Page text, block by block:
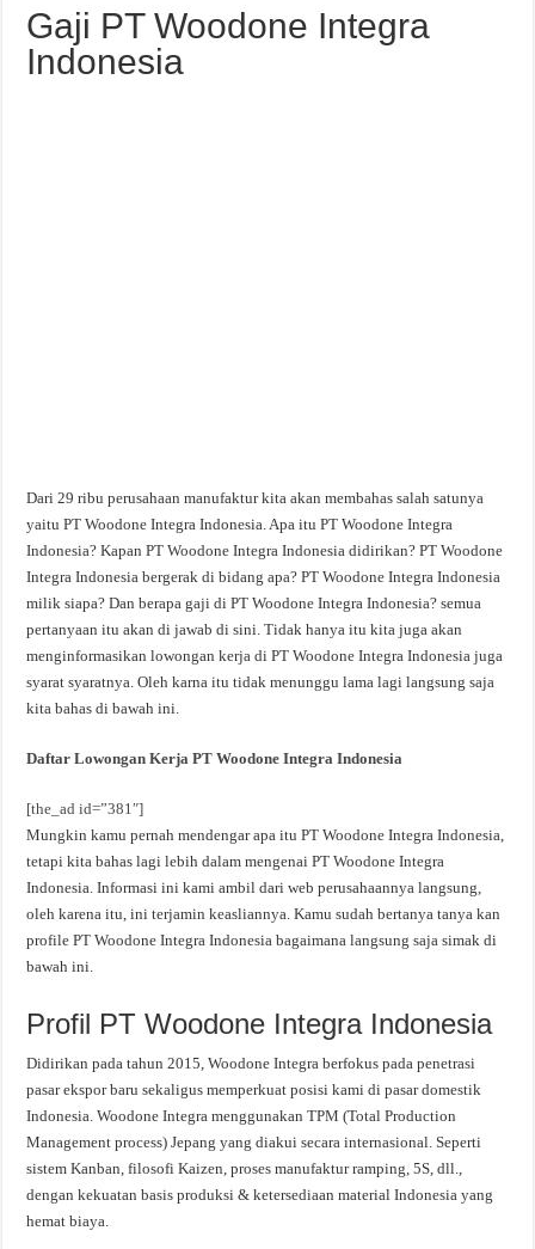
Gaji PT Woodone Integra
Indonesia
Dari 29 ribu perusahaan manufaktur kita akan membahas salah satunya
yaitu PT Woodone Integra Indonesia. Apa itu PT Woodone Integra
Indonesia? Kapan PT Woodone Integra Indonesia didirikan? PT Woodone
Integra Indonesia bergerak di bidang apa? PT Woodone Integra Indonesia
milik siapa? Dan berapa gaji di PT Woodone Integra Indonesia? semua
pertanyaan itu akan di jawab di sini. Tidak hanya itu kita juga akan
menginformasikan lowongan kerja di PT Woodone Integra Indonesia juga
syarat syaratnya. Oleh karna itu tidak menunggu lama lagi langsung saja
kita bahas di bawah ini.
Daftar Lowongan Kerja PT Woodone Integra Indonesia
[the_ad id=”381″]
Mungkin kamu pernah mendengar apa itu PT Woodone Integra Indonesia,
tetapi kita bahas lagi lebih dalam mengenai PT Woodone Integra
Indonesia. Informasi ini kami ambil dari web perusahaannya langsung,
oleh karena itu, ini terjamin keasliannya. Kamu sudah bertanya tanya kan
profile PT Woodone Integra Indonesia bagaimana langsung saja simak di
bawah ini.
Profil PT Woodone Integra Indonesia
Didirikan pada tahun 2015, Woodone Integra berfokus pada penetrasi
pasar ekspor baru sekaligus memperkuat posisi kami di pasar domestik
Indonesia. Woodone Integra menggunakan TPM (Total Production
Management process) Jepang yang diakui secara internasional. Seperti
sistem Kanban, filosofi Kaizen, proses manufaktur ramping, 5S, dll.,
dengan kekuatan basis produksi & ketersediaan material Indonesia yang
hemat biaya.